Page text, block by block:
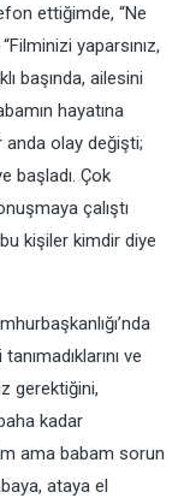
ettiğimde, “Ne
yaparsınız,
başında, ailesini
hayatına
olay değişti;
başladı. Çok
çalıştı
kişiler kimdir diye
ve
gerektiğini,
kadar
ama babam sorun
ataya el